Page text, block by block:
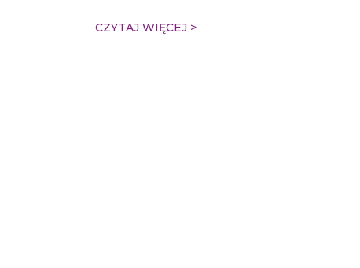
CZYTAJ WIĘCEJ >